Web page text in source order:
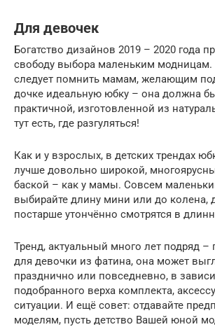
Для девочек
Богатство дизайнов 2019 – 2020 года
свободу выбора маленьким модницам.
следует помнить мамам, желающим
дочке идеальную юбку – она должна
практичной, изготовленной из
тут есть, где разгуляться!
Как и у взрослых, в детских трендах
лучше довольно широкой,
баской – как у мамы. Совсем
выбирайте длину мини или до колена,
постарше утончённо смотрятся в
Тренд, актуальный много лет подряд
для девочки из фатина, она может
празднично или повседневно, в
подобранного верха комплекта,
ситуации. И ещё совет: отдавайте
моделям, пусть детство Вашей юной